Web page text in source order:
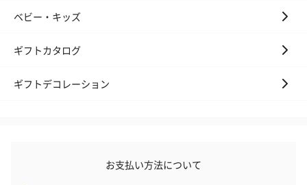
ベビー・キッズ
ギフトカタログ
ギフトデコレーション
お支払い方法について